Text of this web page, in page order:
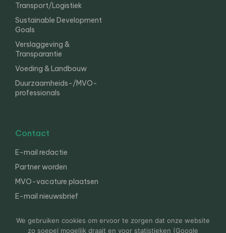
Transport/Logistiek
Sustainable Development
Goals
Verslaggeving &
Transparantie
Voeding & Landbouw
Duurzaamheids-/MVO-
professionals
Contact
E-mail redactie
Partner worden
MVO-vacature plaatsen
E-mail nieuwsbrief
We gebruiken cookies om ervoor te zorgen dat onze website
zo soepel mogelijk draait en voor statistieken (Google